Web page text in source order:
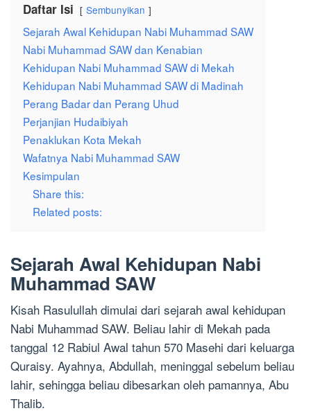
Daftar Isi Sembunyikan
Sejarah Awal Kehidupan Nabi Muhammad SAW
Nabi Muhammad SAW dan Kenabian
Kehidupan Nabi Muhammad SAW di Mekah
Kehidupan Nabi Muhammad SAW di Madinah
Perang Badar dan Perang Uhud
Perjanjian Hudaibiyah
Penaklukan Kota Mekah
Wafatnya Nabi Muhammad SAW
Kesimpulan
Share this:
Related posts:
Sejarah Awal Kehidupan Nabi
Muhammad SAW
Kisah Rasulullah dimulai dari sejarah awal kehidupan
Nabi Muhammad SAW. Beliau lahir di Mekah pada
tanggal 12 Rabiul Awal tahun 570 Masehi dari keluarga
Quraisy. Ayahnya, Abdullah, meninggal sebelum beliau
lahir, sehingga beliau dibesarkan oleh pamannya, Abu
Thalib.